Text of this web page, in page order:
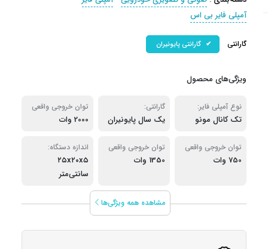
آمپلی فایر بی اس
گارانتی گارانتی پایونیران
ویژگی‌های محصول
نوع آمپلی فایر:
تک کانال مونو
گارانتی:
یک سال پایونیران
توان خروجی واقعی
دستگاه در حالت
2000 وات
توان خروجی واقعی
750 وات
توان خروجی واقعی
1350 وات
اندازه دستگاه:
۲۵x۲۰x۵
سانتی‌متر
مشاهده همه ویژگی‌ها